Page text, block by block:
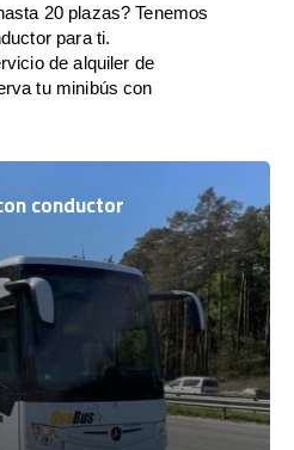
20 plazas? Tenemos
para ti.
de alquiler de
tu minibús con
conductor